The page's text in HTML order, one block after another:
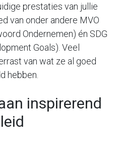
prestaties van jullie
van onder andere MVO
Ondernemen) én SDG
Goals). Veel
van wat ze al goed
hebben.
inspirerend